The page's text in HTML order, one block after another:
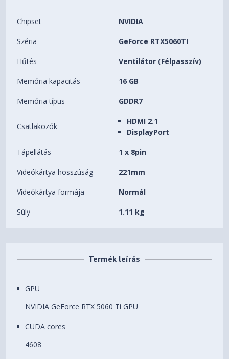
Chipset NVIDIA
Széria GeForce RTX5060TI
Hűtés Ventilátor (Félpasszív)
Memória kapacitás 16 GB
Memória típus GDDR7
Csatlakozók
HDMI 2.1
DisplayPort
Tápellátás 1 x 8pin
Videókártya hosszúság 221mm
Videókártya formája Normál
Súly 1.11 kg
Termék leírás
GPU
NVIDIA GeForce RTX 5060 Ti GPU
CUDA cores
4608